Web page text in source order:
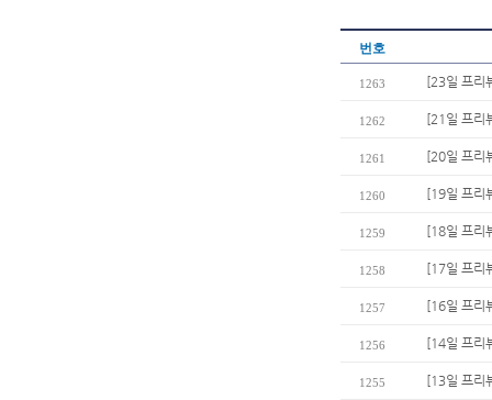
번호
1263 [23일 프리
1262 [21일 프리
1261 [20일 프리
1260 [19일 프리
1259 [18일 프리
1258 [17일 프리
1257 [16일 프리
1256 [14일 프리
1255 [13일 프리